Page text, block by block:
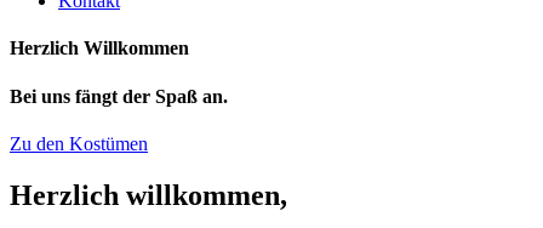
Herzlich Willkommen
Bei uns fängt der Spaß an.
Zu den Kostümen
Herzlich willkommen,